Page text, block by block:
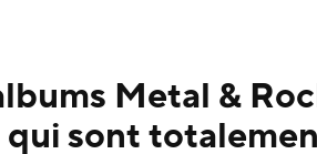
Metal &
qui sont